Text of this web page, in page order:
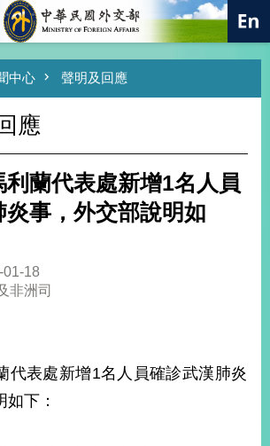
中心 聲明及回應
應
蘭代表處新增1名人員
炎事，外交部說明如
18
非洲司
代表處新增1名人員確診武漢肺炎
下：